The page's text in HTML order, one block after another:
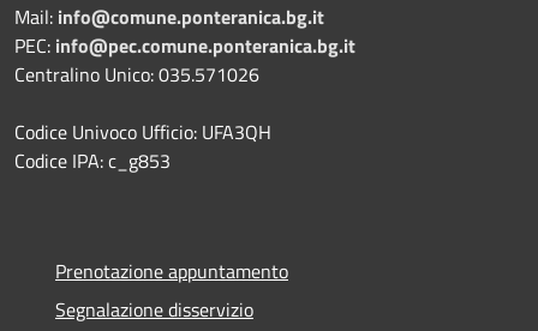
Mail: info@comune.ponteranica.bg.it
PEC: info@pec.comune.ponteranica.bg.it
Centralino Unico: 035.571026
Codice Univoco Ufficio: UFA3QH
Codice IPA: c_g853
Prenotazione appuntamento
Segnalazione disservizio